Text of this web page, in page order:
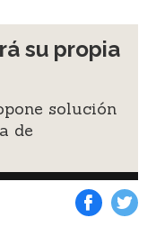
su propia
solución
de